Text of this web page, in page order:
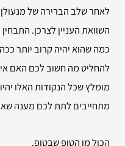
לאחר שלב הברירה של
השוואת העניין לצרכן.
כמה שהוא יהיה קרוב יותר
להחליט מה חשוב לכם האם
מומלץ שכל הנקודות האלו
מתחייבים לתת לכם מענה
הכול מן הטופ שבטופ.